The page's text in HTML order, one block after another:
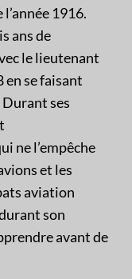
1916.
ans de
le lieutenant
se faisant
ses
ne l’empêche
et les
aviation
son
avant de